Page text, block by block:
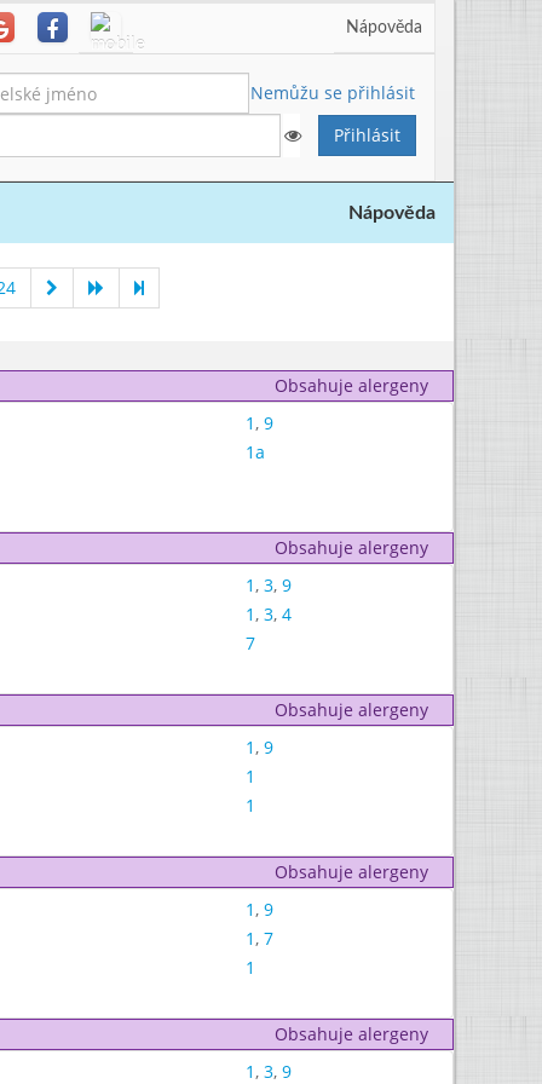
Nápověda
Nemůžu se přihlásit
Nápověda
Obsahuje alergeny
1, 9
1a
Obsahuje alergeny
1, 3, 9
1, 3, 4
7
Obsahuje alergeny
1, 9
1
1
Obsahuje alergeny
1, 9
1, 7
1
Obsahuje alergeny
1, 3, 9